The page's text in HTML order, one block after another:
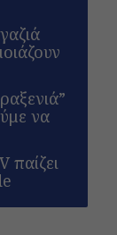
να
παίζει